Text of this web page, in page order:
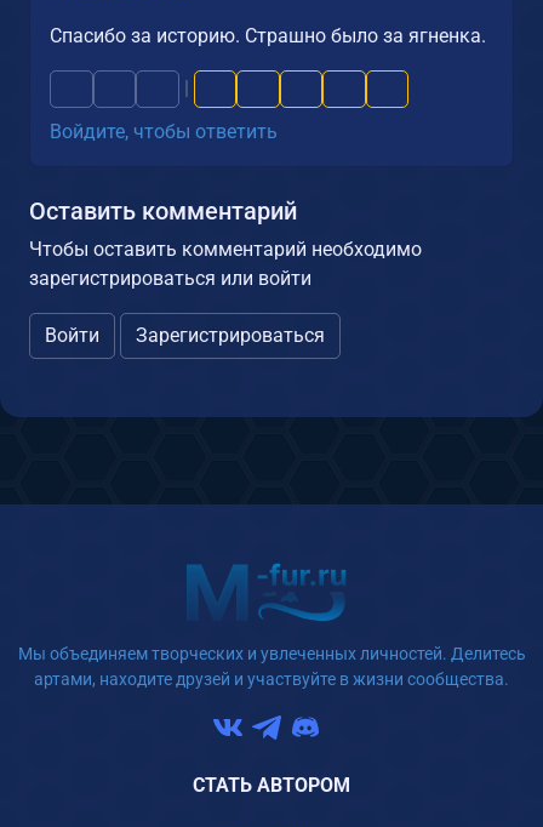
Спасибо за историю. Страшно было за ягненка.
|
Войдите, чтобы ответить
Оставить комментарий
Чтобы оставить комментарий необходимо
зарегистрироваться или войти
Войти Зарегистрироваться
Мы объединяем творческих и увлеченных личностей. Делитесь
артами, находите друзей и участвуйте в жизни сообщества.
СТАТЬ АВТОРОМ